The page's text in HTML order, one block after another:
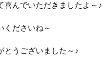
喜んでいただきましたよ～♪
くださいね～
とうございました～♪